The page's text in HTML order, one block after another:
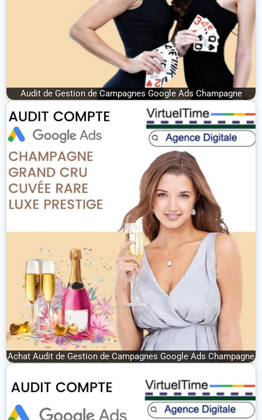
Audit de Gestion de Campagnes Google Ads Champagne
Achat Audit de Gestion de Campagnes Google Ads Champagne